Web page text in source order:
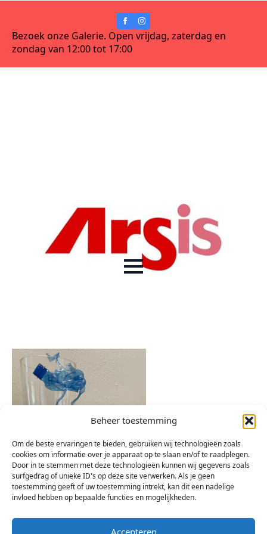
Beheer toestemming
Om de beste ervaringen te bieden, gebruiken wij technologieën zoals
cookies om informatie over je apparaat op te slaan en/of te raadplegen.
Door in te stemmen met deze technologieën kunnen wij gegevens zoals
surfgedrag of unieke ID's op deze site verwerken. Als je geen
toestemming geeft of uw toestemming intrekt, kan dit een nadelige
invloed hebben op bepaalde functies en mogelijkheden.
Accepteren
Bezoek onze Galerie. Open vrijdag, zaterdag en
zondag van 12:00 tot 17:00